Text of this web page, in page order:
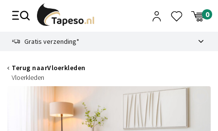
Gratis verzending*
Terug naarVloerkleden
Vloerkleden